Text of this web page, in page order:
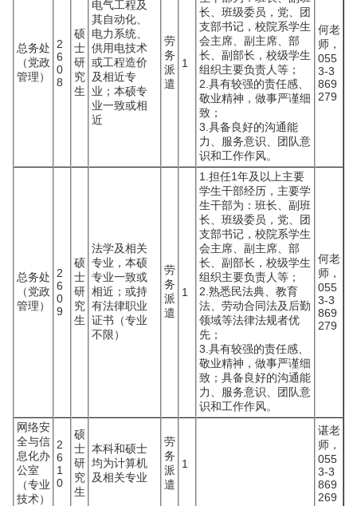
总务处
（党政
管理）
2
6
0
8
硕
士
研
究
生
电气工程及
其自动化、
电力系统、
供用电技术
或工程造价
及相近专
业；本硕专
业一致或相
近
劳
务
派
遣
1
长、班级委员，党、团
支部书记，校院系学生
会主席、副主席、部
长、副部长，校级学生
组织主要负责人等；
2.具有较强的责任感、
敬业精神，做事严谨细
致；
3.具备良好的沟通能
力、服务意识、团队意
识和工作作风。
何老
师，
055
3-3
869
279
总务处
（党政
管理）
2
6
0
9
硕
士
研
究
生
法学及相关
专业，本硕
专业一致或
相近；或持
有法律职业
证书（专业
不限）
劳
务
派
遣
1
1.担任1年及以上主要
学生干部经历，主要学
生干部为：班长、副班
长、班级委员，党、团
支部书记，校院系学生
会主席、副主席、部
长、副部长，校级学生
组织主要负责人等；
2.熟悉民法典、教育
法、劳动合同法及后勤
领域等法律法规者优
先；
3.具有较强的责任感、
敬业精神，做事严谨细
致；具备良好的沟通能
力、服务意识、团队意
识和工作作风。
何老
师，
055
3-3
869
279
网络安
全与信
息化办
公室
（专业
技术）
2
6
1
0
硕
士
研
究
生
本科和硕士
均为计算机
及相关专业
劳
务
派
遣
1
谌老
师，
055
3-3
869
269